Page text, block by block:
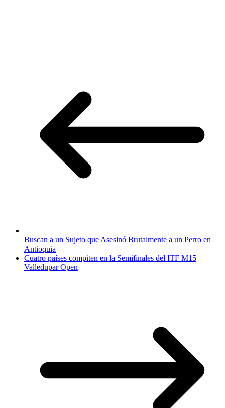
Buscan a un Sujeto que Asesinó Brutalmente a un Perro en
Antioquia
Cuatro países compiten en la Semifinales del ITF M15
Valledupar Open